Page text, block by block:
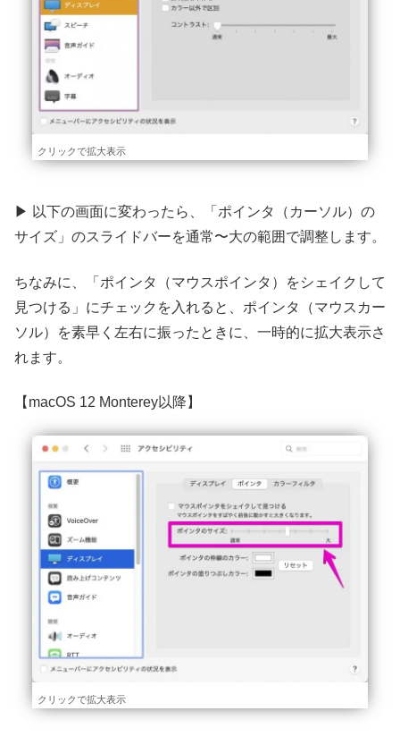
クリックで拡大表示
▶ 以下の画面に変わったら、「ポインタ（カーソル）の
サイズ」のスライドバーを通常〜大の範囲で調整します。
ちなみに、「ポインタ（マウスポインタ）をシェイクして
見つける」にチェックを入れると、ポインタ（マウスカー
ソル）を素早く左右に振ったときに、一時的に拡大表示さ
れます。
【 macOS 12 Monterey以降 】
クリックで拡大表示